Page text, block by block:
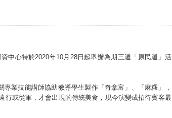
啟航
認證
中心特於2020年10月28日起舉辦為期三週「原民週」活
業技能講師協助教導學生製作「奇拿富」、「麻糬」，
行或從軍，才會出現的傳統美食，現今演變成招待賓客最